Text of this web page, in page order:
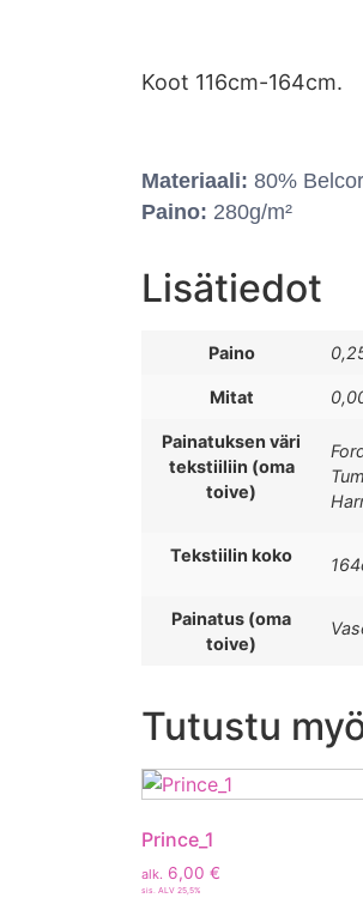
Koot 116cm-164cm.
Materiaali: 80%
Paino: 280g/m²
Lisätiedot
Paino
Mitat
Painatuksen väri
tekstiiliin (oma
toive)
Tekstiilin koko
Painatus (oma
toive)
Tutustu
Prince_1
alk. 6,00 €
sis. ALV 25,5%